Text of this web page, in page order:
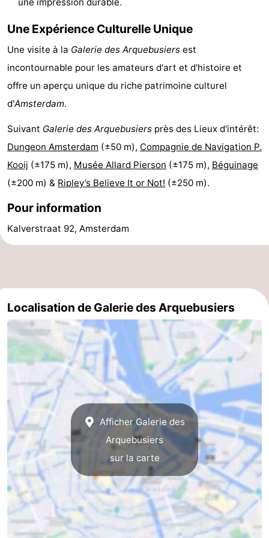
Coffeeshops
Capitale
homosexuelle
Quartier
rouge
Histoire
Ville
de
diamant
Places
dans
le
Parcs
et
Parties
la
ville
-
Hollande
du
-
Hollande
Sud
Pratiques
Transports
en
commun
Route
Gare
Centrale
Schiphol
Eindhoven
Stationnement
Une Expérience Culturelle Unique
Une visite à la Galerie des Arquebusiers est
incontournable pour les amateurs d'art et d'histoire et
offre un aperçu unique du riche patrimoine culturel
d'Amsterdam.
Suivant Galerie des Arquebusiers près des Lieux d'intérêt:
Dungeon Amsterdam (±50 m), Compagnie de Navigation P.
Kooij (±175 m), Musée Allard Pierson (±175 m), Béguinage
(±200 m) & Ripley’s Believe It or Not! (±250 m).
Pour information
Kalverstraat 92, Amsterdam
Localisation de Galerie des Arquebusiers
Afficher Galerie des
Arquebusiers
sur la carte